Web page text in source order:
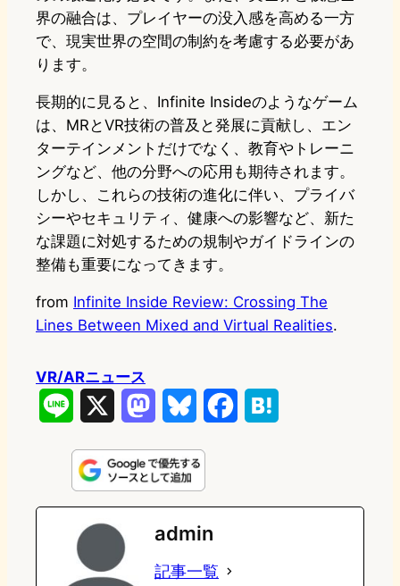
界の融合は、プレイヤーの没入感を高める一方
で、現実世界の空間の制約を考慮する必要があ
ります。
長期的に見ると、Infinite Insideのようなゲーム
は、MRとVR技術の普及と発展に貢献し、エン
ターテインメントだけでなく、教育やトレーニ
ングなど、他の分野への応用も期待されます。
しかし、これらの技術の進化に伴い、プライバ
シーやセキュリティ、健康への影響など、新た
な課題に対処するための規制やガイドラインの
整備も重要になってきます。
from Infinite Inside Review: Crossing The
Lines Between Mixed and Virtual Realities.
VR/ARニュース
n
e
s
t
o
d
u
e
s
k
e
e
admin
記事一覧